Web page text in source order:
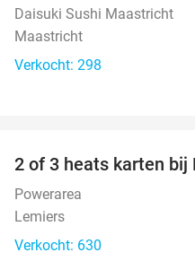
Daisuki Sushi Maastricht
Maastricht
Verkocht: 298
2 of 3 heats karten bij
Powerarea
Lemiers
Verkocht: 630